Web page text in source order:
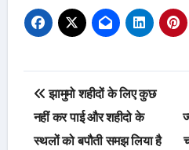
Post
navigation
झामुमो शहीदों के लिए कुछ
नहीं कर पाई और शहीदो के
स्थलों को बपौती समझ लिया है